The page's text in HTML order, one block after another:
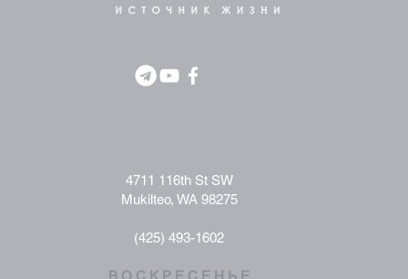
4711 116th St SW
Mukilteo, WA 98275
(425) 493-1602
В О С К Р Е С Е Н Ь Е